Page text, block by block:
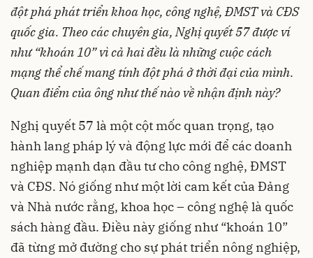
đột phá phát triển khoa học, công nghệ, ĐMST và CĐS
quốc gia. Theo các chuyên gia, Nghị quyết 57 được ví
như “khoán 10” vì cả hai đều là những cuộc cách
mạng thể chế mang tính đột phá ở thời đại của mình.
Quan điểm của ông như thế nào về nhận định này?
Nghị quyết 57 là một cột mốc quan trọng, tạo
hành lang pháp lý và động lực mới để các doanh
nghiệp mạnh dạn đầu tư cho công nghệ, ĐMST
và CĐS. Nó giống như một lời cam kết của Đảng
và Nhà nước rằng, khoa học – công nghệ là quốc
sách hàng đầu. Điều này giống như “khoán 10”
đã từng mở đường cho sự phát triển nông nghiệp,